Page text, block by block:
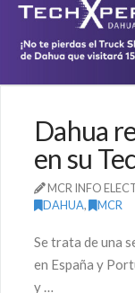
Dahua
en su
MCR INFO
DAHUA, MCR
Se trata de una
en España y
y …